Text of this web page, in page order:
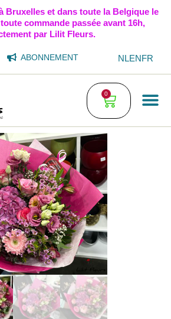
Bruxelles et dans toute la Belgique le
commande passée avant 16h,
par Lilit Fleurs.
ABONNEMENT NLENFR
0